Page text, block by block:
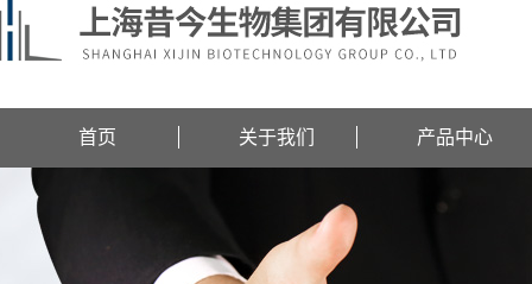
首页 关于我们 产品中心